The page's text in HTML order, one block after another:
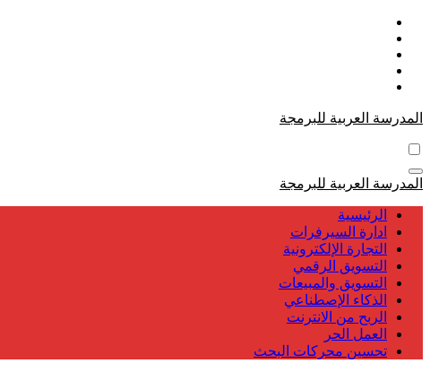
التجاوز
المحتوى
المدرسة العربية للبرمجة
المدرسة العربية للبرمجة
الرئيسية
ادارة السيرفرات
التجارة الإلكترونية
التسويق الرقمي
التسويق والمبيعات
الذكاء الإصطناعي
الربح من الانترنت
العمل الحر
تحسين محركات البحث